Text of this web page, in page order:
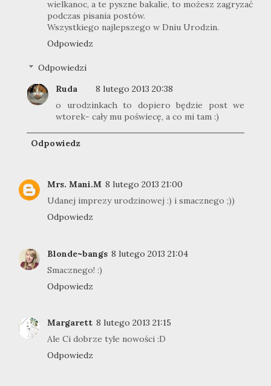
wielkanoc, a te pyszne bakalie, to możesz zagryzać
podczas pisania postów.
Wszystkiego najlepszego w Dniu Urodzin.
Odpowiedz
Odpowiedzi
Ruda
8 lutego 2013 20:38
o urodzinkach to dopiero będzie post we
wtorek- cały mu poświecę, a co mi tam :)
Odpowiedz
Mrs. Mani.M 8 lutego 2013 21:00
Udanej imprezy urodzinowej :) i smacznego ;))
Odpowiedz
Blonde~bangs 8 lutego 2013 21:04
Smacznego! :)
Odpowiedz
Margarett 8 lutego 2013 21:15
Ale Ci dobrze tyle nowości :D
Odpowiedz